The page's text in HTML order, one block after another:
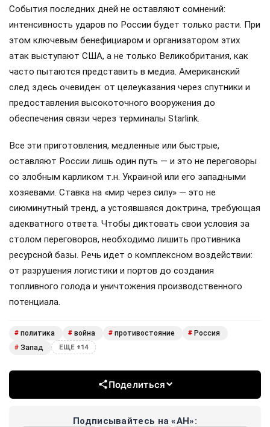
События последних дней не оставляют сомнений:
интенсивность ударов по России будет только расти. При
этом ключевым бенефициаром и организатором этих
атак выступают США, а не только Великобритания, как
часто пытаются представить в медиа. Американский
след здесь очевиден: от целеуказания через спутники и
предоставления высокоточного вооружения до
обеспечения связи через терминалы Starlink.
Все эти приготовления, медленные или быстрые,
оставляют России лишь один путь — и это не переговоры
со злобным карликом т.н. Украиной или его западными
хозяевами. Ставка на «мир через силу» — это не
сиюминутный тренд, а устоявшаяся доктрина, требующая
адекватного ответа. Чтобы диктовать свои условия за
столом переговоров, необходимо лишить противника
ресурсной базы. Речь идет о комплексном воздействии:
от разрушения логистики и портов до создания
топливного голода и уничтожения производственного
потенциала.
# политика # война # противостояние # Россия
# Запад ЕЩЕ +14
Поделиться
Подписывайтесь на «АН»: